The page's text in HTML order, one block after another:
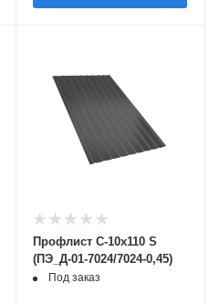
Профлист С-10х110 S
(ПЭ_Д-01-7024/7024-0,45)
Под заказ